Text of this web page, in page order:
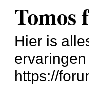
Tomos
Hier is
https://